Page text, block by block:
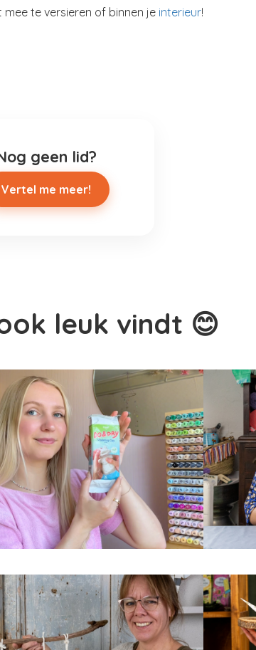
te versieren of binnen je interieur!
geen lid?
Vertel me meer!
leuk vindt 😊